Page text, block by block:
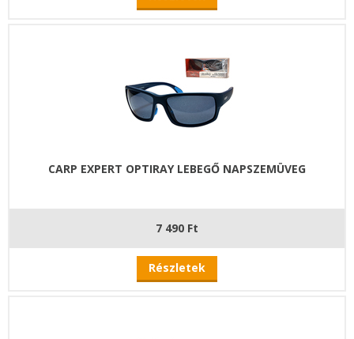
CARP EXPERT OPTIRAY LEBEGŐ NAPSZEMÜVEG
7 490 Ft
Részletek